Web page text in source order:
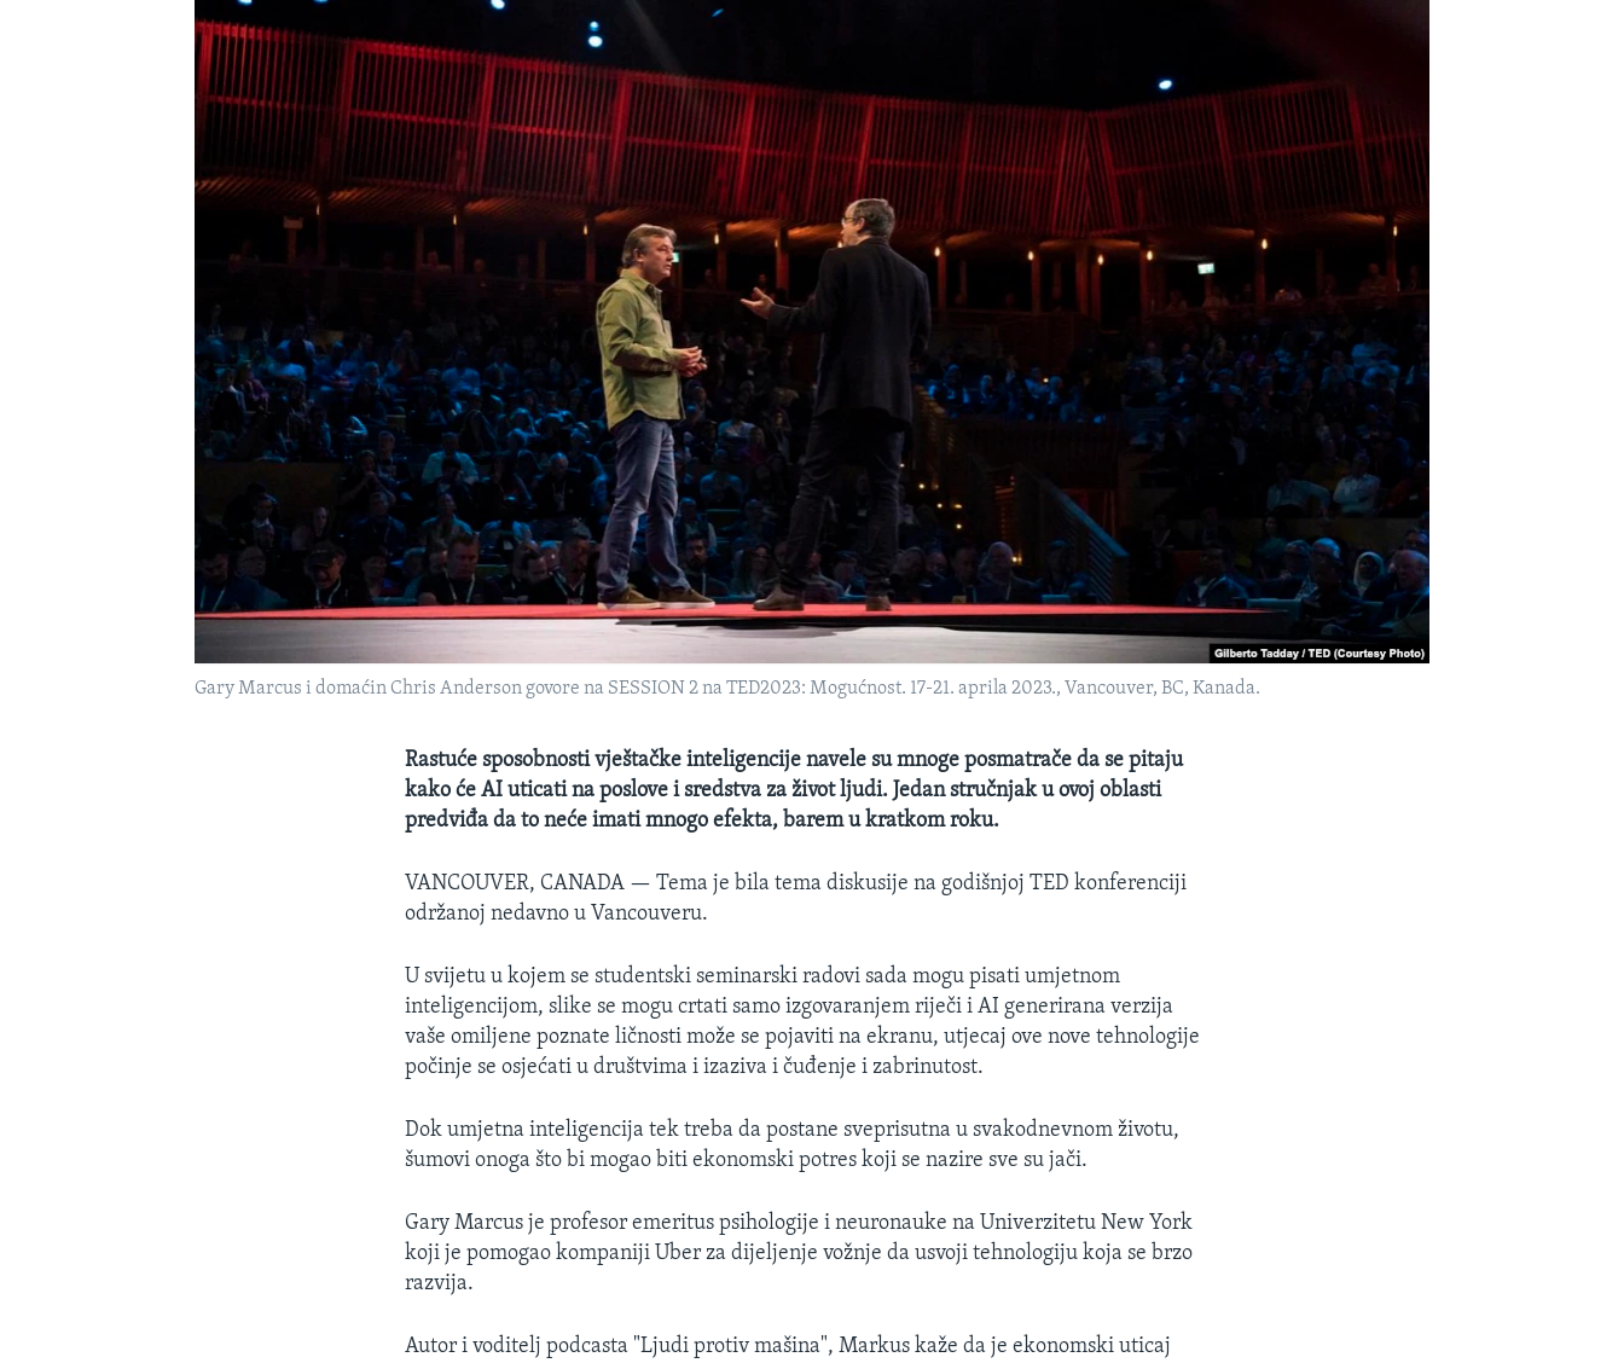
Gary Marcus i domaćin Chris Anderson govore na SESSION 2 na TED2023: Mogućnost. 17-21. aprila 2023., Vancouver, BC, Kanada.
Rastuće sposobnosti vještačke inteligencije navele su mnoge posmatrače da se pitaju
kako će AI uticati na poslove i sredstva za život ljudi. Jedan stručnjak u ovoj oblasti
predviđa da to neće imati mnogo efekta, barem u kratkom roku.
VANCOUVER, CANADA —Tema je bila tema diskusije na godišnjoj TED konferenciji
održanoj nedavno u Vancouveru.
U svijetu u kojem se studentski seminarski radovi sada mogu pisati umjetnom
inteligencijom, slike se mogu crtati samo izgovaranjem riječi i AI generirana verzija
vaše omiljene poznate ličnosti može se pojaviti na ekranu, utjecaj ove nove tehnologije
počinje se osjećati u društvima i izaziva i čuđenje i zabrinutost.
Dok umjetna inteligencija tek treba da postane sveprisutna u svakodnevnom životu,
šumovi onoga što bi mogao biti ekonomski potres koji se nazire sve su jači.
Gary Marcus je profesor emeritus psihologije i neuronauke na Univerzitetu New York
koji je pomogao kompaniji Uber za dijeljenje vožnje da usvoji tehnologiju koja se brzo
razvija.
Autor i voditelj podcasta "Ljudi protiv mašina", Markus kaže da je ekonomski uticaj